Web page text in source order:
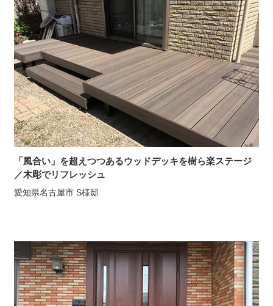
「風合い」を超えつつあるウッドデッキを樹ら楽ステージ
／木彫でリフレッシュ
愛知県名古屋市 S様邸